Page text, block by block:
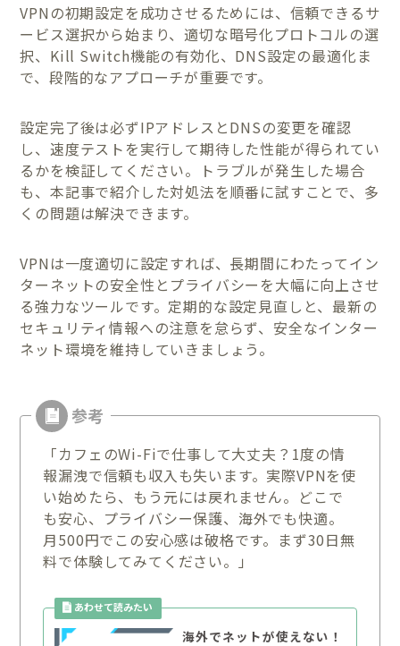
VPNの初期設定を成功させるためには、信頼できるサ
ービス選択から始まり、適切な暗号化プロトコルの選
択、Kill Switch機能の有効化、DNS設定の最適化ま
で、段階的なアプローチが重要です。
設定完了後は必ずIPアドレスとDNSの変更を確認
し、速度テストを実行して期待した性能が得られてい
るかを検証してください。トラブルが発生した場合
も、本記事で紹介した対処法を順番に試すことで、多
くの問題は解決できます。
VPNは一度適切に設定すれば、長期間にわたってイン
ターネットの安全性とプライバシーを大幅に向上させ
る強力なツールです。定期的な設定見直しと、最新の
セキュリティ情報への注意を怠らず、安全なインター
ネット環境を維持していきましょう。
「カフェのWi-Fiで仕事して大丈夫？1度の情
報漏洩で信頼も収入も失います。実際VPNを使
い始めたら、もう元には戻れません。どこで
も安心、プライバシー保護、海外でも快適。
月500円でこの安心感は破格です。まず30日無
料で体験してみてください。」
海外でネットが使えない！